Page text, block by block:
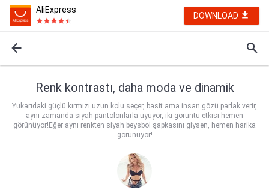
AliExpress
DOWNLOAD
Renk kontrastı, daha moda ve dinamik
Yukarıdaki güçlü kırmızı uzun kolu seçer, basit ama insan gözü parlak verir,
aynı zamanda siyah pantolonlarla uyuyor, iki görüntü etkisi hemen
görünüyor!Eğer aynı renkten siyah beysbol şapkasını giysen, hemen harika
görünüyor!